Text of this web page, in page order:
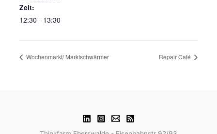
Zeit:
12:30 - 13:30
Wochenmarkt/ Marktschwärmer Repair Café